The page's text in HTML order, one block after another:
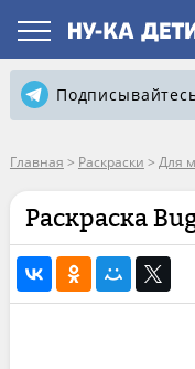
Главная > Раскраски > Для
Раскраска